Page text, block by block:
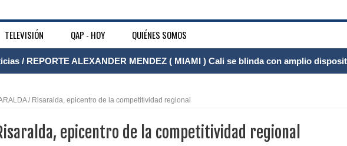
TELEVISIÓN QAP - HOY QUIÉNES SOMOS
/ REPORTE ALEXANDER MENDEZ ( MIAMI ) Cali se blinda con amplio
/ En solo dos años y siete meses, la Fábrica de Licores del Tolima alcanzó el 94
prevista para los 4 años de gobierno
/ Risaralda, epicentro de la competitividad regional
/ Risaralda, epicentro de la competitividad regional